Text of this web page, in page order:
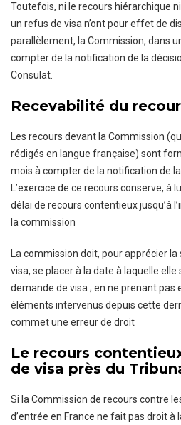
Toutefois, ni le recours hiérarchique
un refus de visa n’ont pour effet de
parallèlement, la Commission, dans
compter de la notification de la
Consulat.
Recevabilité du
Les recours devant la Commission
rédigés en langue française) sont
mois à compter de la notification de
L’exercice de ce recours conserve, à
délai de recours contentieux jusqu’à
la commission
La commission doit, pour apprécier
visa, se placer à la date à laquelle
demande de visa ; en ne prenant pas
éléments intervenus depuis cette
commet une erreur de droit
Le recours
de visa près du
Si la Commission de recours contre
d’entrée en France ne fait pas droit à